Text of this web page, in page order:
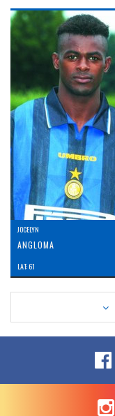
JOCELYN
ANGLOMA
LAT: 61